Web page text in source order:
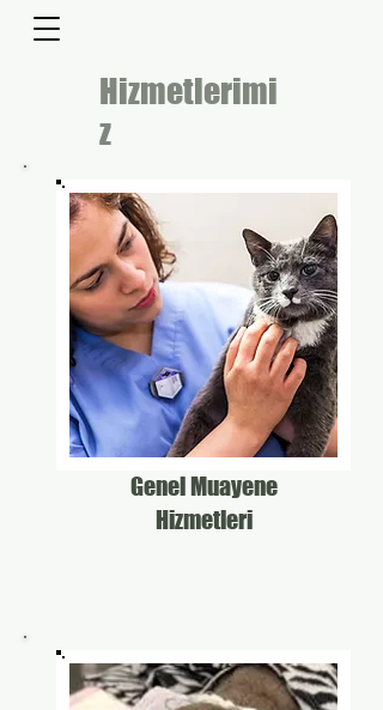
Hizmetlerimi
z
Genel Muayene
Hizmetleri